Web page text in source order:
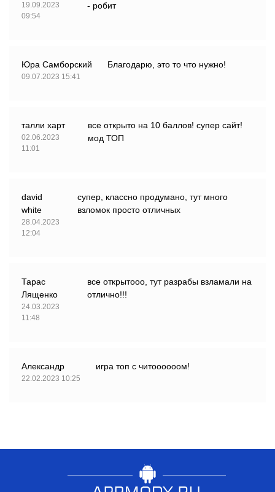
19.09.2023
09:54
- робит
Юра Самборский
09.07.2023 15:41
Благодарю, это то что нужно!
талли харт
02.06.2023
11:01
все открыто на 10 баллов! супер сайт!
мод ТОП
david
white
28.04.2023
12:04
супер, классно продумано, тут много
взломок просто отличных
Тарас
Лященко
24.03.2023
11:48
все открытооо, тут разрабы взламали на
отлично!!!
Александр
22.02.2023 10:25
игра топ с читоооооом!